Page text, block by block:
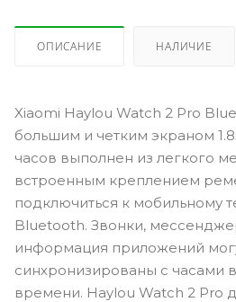
ОПИСАНИЕ НАЛИЧИЕ
Xiaomi Haylou Watch 2 Pro
большим и четким экраном
часов выполнен из легкого
встроенным креплением
подключиться к мобильному
Bluetooth. Звонки,
информация приложений
синхронизированы с часами
времени. Haylou Watch 2 Pro